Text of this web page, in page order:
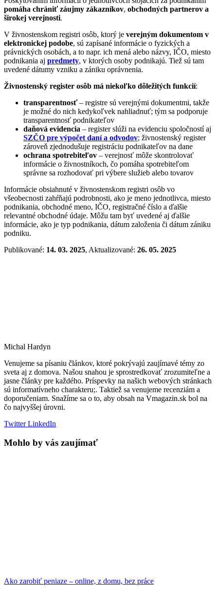
pomáha chrániť záujmy zákazníkov, obchodných partnerov a
širokej verejnosti.
V živnostenskom registri osôb, ktorý je verejným dokumentom v
elektronickej podobe, sú zapísané informácie o fyzických a
právnických osobách, a to napr. ich mená alebo názvy, IČO, miesto
podnikania aj predmety, v ktorých osoby podnikajú. Tiež sú tam
uvedené dátumy vzniku a zániku oprávnenia.
Živnostenský register osôb má niekoľko dôležitých funkcií:
transparentnosť– registre sú verejnými dokumentmi, takže
je možné do nich kedykoľvek nahliadnuť; tým sa podporuje
transparentnosť podnikateľov
daňová evidencia – register slúži na evidenciu spoločností aj
SZČO pre výpočet daní a odvodov; živnostenský register
zároveň zjednodušuje registráciu podnikateľov na dane
ochrana spotrebiteľov – verejnosť môže skontrolovať
informácie o živnostníkoch, čo pomáha spotrebiteľom
správne sa rozhodovať pri výbere služieb alebo tovarov
Informácie obsiahnuté v živnostenskom registri osôb vo
všeobecnosti zahŕňajú podrobnosti, ako je meno jednotlivca, miesto
podnikania, obchodné meno, IČO, registračné číslo a ďalšie
relevantné obchodné údaje. Môžu tam byť uvedené aj ďalšie
informácie, ako je typ podnikania, dátum založenia či dátum zániku
podniku.
Publikované: 14. 03. 2025, Aktualizované: 26. 05. 2025
Michal Hardyn
Venujeme sa písaniu článkov, ktoré pokrývajú zaujímavé témy zo
sveta aj z domova. Našou snahou je sprostredkovať zrozumiteľne a
jasne články pre každého. Príspevky na našich webových stránkach
sú informatívneho charakteru;. Taktiež sa venujeme recenziám a
doporučeniam. Snažíme sa o to, aby obsah na Vmagazin.sk bol na
čo najvyššej úrovni.
TwitterLinkedIn
Mohlo by vás zaujímať
Ako zarobiť peniaze – online, z domu, bez práce